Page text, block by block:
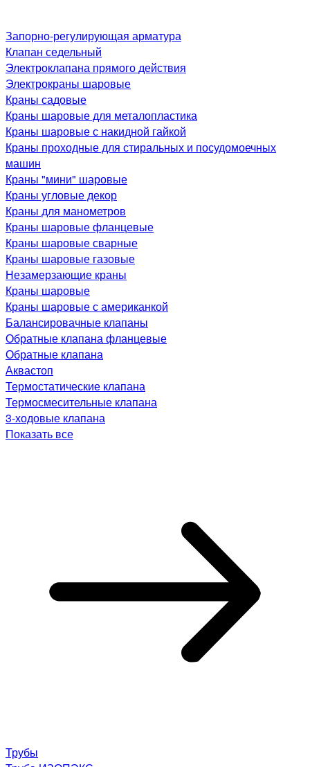
Запорно-регулирующая арматура
Клапан седельный
Электроклапана прямого действия
Электрокраны шаровые
Краны садовые
Краны шаровые для металопластика
Краны шаровые с накидной гайкой
Краны проходные для стиральных и посудомоечных
машин
Краны "мини" шаровые
Краны угловые декор
Краны для манометров
Краны шаровые фланцевые
Краны шаровые сварные
Краны шаровые газовые
Незамерзающие краны
Краны шаровые
Краны шаровые с американкой
Балансировачные клапаны
Обратные клапана фланцевые
Обратные клапана
Аквастоп
Термостатические клапана
Термосмесительные клапана
3-ходовые клапана
Показать все
Трубы